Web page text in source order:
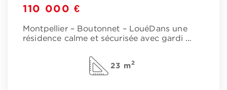
110 000 €
Montpellier – Boutonnet – LouéDans une
résidence calme et sécurisée avec gardi …
23 m2